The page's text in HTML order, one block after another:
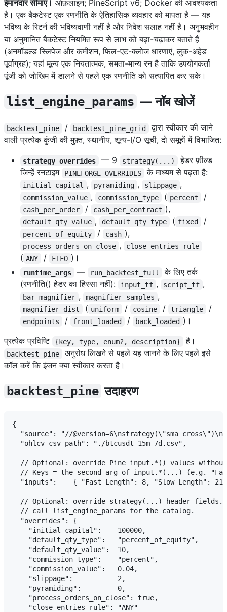
ईमानदार सीमाएं। ऑफ़लाइन; PineScript v6; Docker की आवश्यकता
है। एक बैकटेस्ट एक रणनीति के ऐतिहासिक व्यवहार को मापता है — यह
भविष्य के रिटर्न की भविष्यवाणी नहीं है और निवेश सलाह नहीं है। अनुभवहीन
या अनुमानित बैकटेस्ट नियमित रूप से लाभ को बढ़ा-चढ़ाकर बताते हैं
(अनमॉडल्ड स्लिपेज और कमीशन, फिल-एट-क्लोज धारणाएं, लुक-अहेड
पूर्वाग्रह); यहां मूल्य एक नियतात्मक, समता-मान्य रन है ताकि उपयोगकर्ता
पूंजी को जोखिम में डालने से पहले एक रणनीति को सत्यापित कर सके।
list_engine_params — नॉब खोजें
backtest_pine / backtest_pine_grid
द्वारा स्वीकार की जाने
वाली प्रत्येक कुंजी की मुफ़्त, स्थानीय, शून्य-I/O सूची, दो समूहों में विभाजित:
strategy_overrides — 9 strategy(...)
हेडर फ़ील्ड
जिन्हें रनटाइम
PINEFORGE_OVERRIDES के माध्यम से पढ़ता है:
initial_capital , pyramiding , slippage ,
commission_value , commission_type ( percent /
cash_per_order / cash_per_contract ),
default_qty_value , default_qty_type ( fixed /
percent_of_equity / cash ),
process_orders_on_close , close_entries_rule
( ANY / FIFO )।
runtime_args — run_backtest_full
के लिए तर्क
(रणनीति() हेडर का हिस्सा नहीं):
input_tf , script_tf ,
bar_magnifier , magnifier_samples ,
magnifier_dist ( uniform / cosine / triangle /
endpoints / front_loaded / back_loaded )।
प्रत्येक प्रविष्टि
{key, type, enum?, description} है।
backtest_pine
अनुरोध लिखने से पहले यह जानने के लिए पहले इसे
कॉल करें कि इंजन क्या स्वीकार करता है।
backtest_pine उदाहरण
{
"source": "//@version=6\nstrategy(\"sma
  "ohlcv_csv_path": "./btcusdt_15m_7d.csv",
// Optional: override Pine input.*() values
// Keys = the second arg of input.*(...) (e.g.
"inputs":    { "Fast Length": 8, "Slow Length": 21
// Optional: override strategy(...) header fields.
  // call list_engine_params for the catalog.
  "overrides": {
    "initial_capital":    100000,
    "default_qty_type":   "percent_of_equity",
    "default_qty_value":  10,
    "commission_type":    "percent",
    "commission_value":   0.04,
    "slippage":           2,
    "pyramiding":         0,
    "process_orders_on_close": true,
    "close_entries_rule": "ANY"